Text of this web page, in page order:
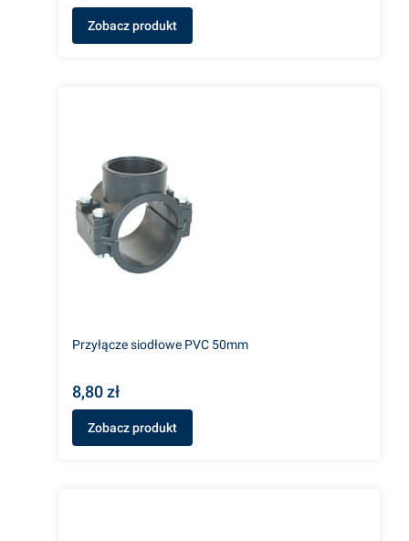
Zobacz produkt
Przyłącze siodłowe PVC 50mm
8,80 zł
Zobacz produkt